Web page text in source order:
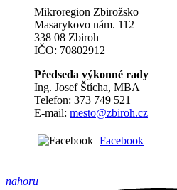
Mikroregion Zbirožsko
Masarykovo nám. 112
338 08 Zbiroh
IČO: 70802912
Předseda výkonné rady
Ing. Josef Štícha, MBA
Telefon: 373 749 521
E-mail: mesto@zbiroh.cz
Facebook
nahoru